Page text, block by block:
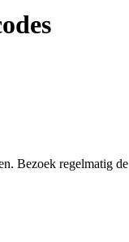
Bezoek regelmatig de